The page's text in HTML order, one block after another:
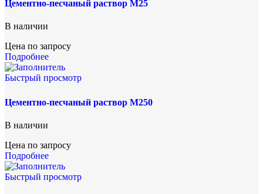
Цементно-песчаный раствор М25
В наличии
Цена по запросу
Подробнее
Быстрый просмотр
Цементно-песчаный раствор М250
В наличии
Цена по запросу
Подробнее
Быстрый просмотр